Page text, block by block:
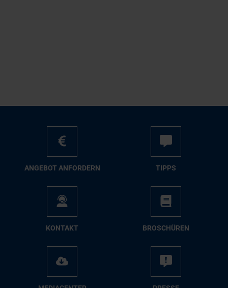
AN­GE­BOT AN­FOR­DERN TIPPS
KON­TAKT BRO­SCHÜ­REN